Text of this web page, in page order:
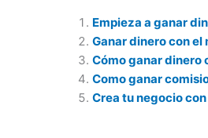
Empieza a ganar
Ganar dinero con
Cómo ganar dinero
Como ganar
Crea tu negocio